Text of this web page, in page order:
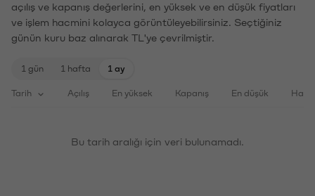
açılış ve kapanış değerlerini, en yüksek ve en düşük fiyatları
ve işlem hacmini kolayca görüntüleyebilirsiniz. Seçtiğiniz
günün kuru baz alınarak TL'ye çevrilmiştir.
1 gün 1 hafta 1 ay
Tarih Açılış En yüksek Kapanış En düşük
Bu tarih aralığı için veri bulunamadı.